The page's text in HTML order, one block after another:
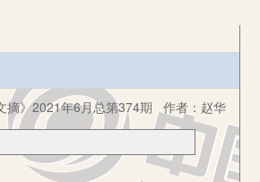
摘》2021年6月总第374期 作者： 赵华